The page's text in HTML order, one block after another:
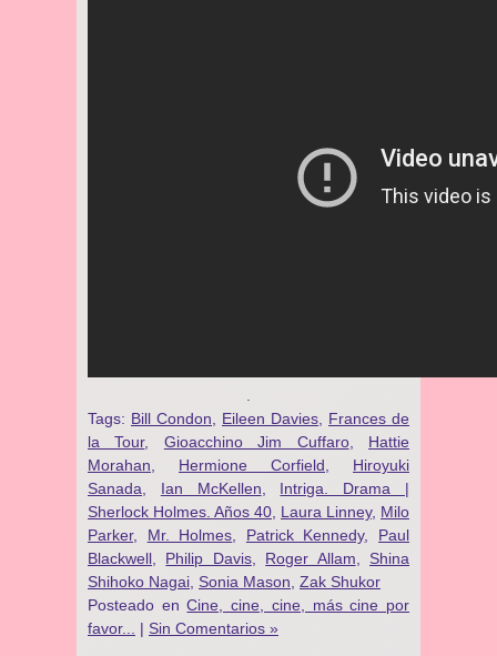
Tags: Bill Condon Eileen Davies
Frances de
la Tour, Gioacchino Jim Cuffaro, Hattie
Morahan
Hermione Corfield
Hiroyuki
Sanada
Ian McKellen
Intriga. Drama |
Sherlock Holmes. Años 40 Laura Linney, Milo
Parker, Mr. Holmes Patrick Kennedy, Paul
Blackwell
Philip Davis, Roger Allam
Shina
Shihoko Nagai Sonia Mason Zak Shukor
Posteado enCine, cine, cine, más cine por
favor...
| Sin Comentarios »